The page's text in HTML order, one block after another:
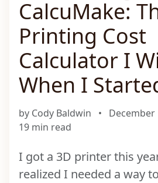
CalcuMake:
Printing Cost
Calculator I
When I
by Cody Baldwin • December
19 min read
I got a 3D printer this
realized I needed a way